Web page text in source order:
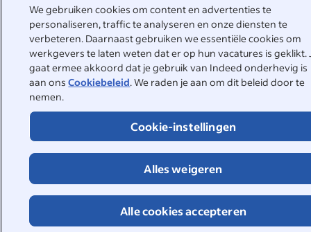
We gebruiken cookies om content en advertenties te
personaliseren, traffic te analyseren en onze diensten te
verbeteren. Daarnaast gebruiken we essentiële cookies om
werkgevers te laten weten dat er op hun vacatures is geklikt.
gaat ermee akkoord dat je gebruik van Indeed onderhevig is
aan onsCookiebeleid. We raden je aan om dit beleid door te
nemen.
Cookie-instellingen
Alles weigeren
Alle cookies accepteren